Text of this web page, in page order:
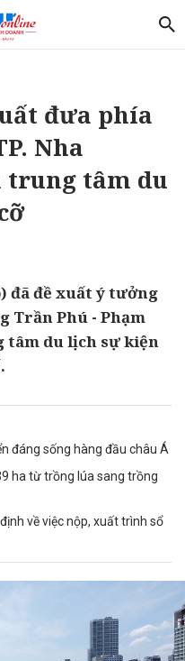
đưa phía
Nha
tâm du
đã đề xuất ý tưởng
Trần Phú - Phạm
du lịch sự kiện
đáng sống hàng đầu châu Á
ha từ trồng lúa sang trồng
về việc nộp, xuất trình sổ